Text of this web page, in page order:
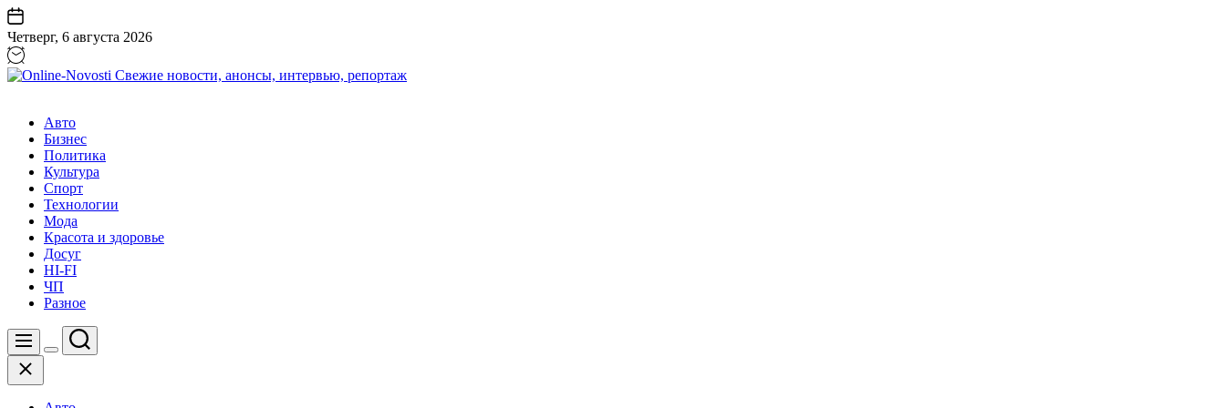
Перейти
к
содержанию
Четверг, 6 августа 2026
Свежие
новости,
анонсы,
интервью,
репортаж
Авто
Бизнес
Политика
Культура
Спорт
Технологии
Мода
Красота и здоровье
Досуг
HI-FI
ЧП
Разное
Меню
Цвет
Поиск
Закрыть